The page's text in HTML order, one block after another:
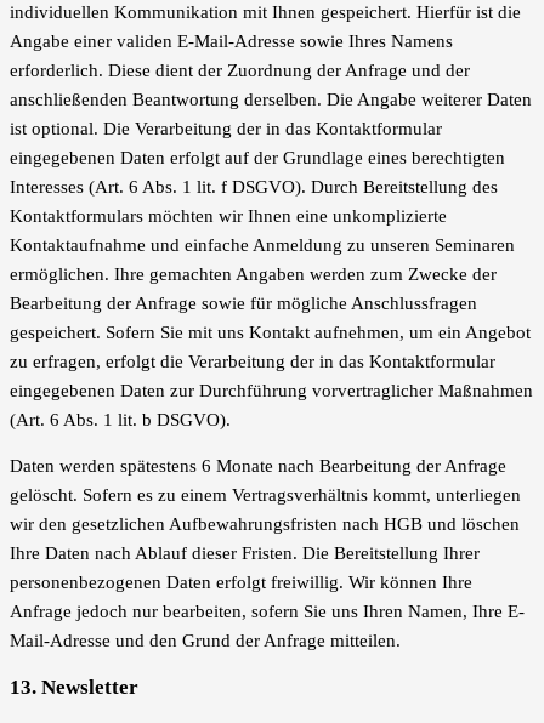
individuellen Kommunikation mit Ihnen gespeichert. Hierfür ist die
Angabe einer validen E-Mail-Adresse sowie Ihres Namens
erforderlich. Diese dient der Zuordnung der Anfrage und der
anschließenden Beantwortung derselben. Die Angabe weiterer Daten
ist optional. Die Verarbeitung der in das Kontaktformular
eingegebenen Daten erfolgt auf der Grundlage eines berechtigten
Interesses (Art. 6 Abs. 1 lit. f DSGVO). Durch Bereitstellung des
Kontaktformulars möchten wir Ihnen eine unkomplizierte
Kontaktaufnahme und einfache Anmeldung zu unseren Seminaren
ermöglichen. Ihre gemachten Angaben werden zum Zwecke der
Bearbeitung der Anfrage sowie für mögliche Anschlussfragen
gespeichert. Sofern Sie mit uns Kontakt aufnehmen, um ein Angebot
zu erfragen, erfolgt die Verarbeitung der in das Kontaktformular
eingegebenen Daten zur Durchführung vorvertraglicher Maßnahmen
(Art. 6 Abs. 1 lit. b DSGVO).
Daten werden spätestens 6 Monate nach Bearbeitung der Anfrage
gelöscht. Sofern es zu einem Vertragsverhältnis kommt, unterliegen
wir den gesetzlichen Aufbewahrungsfristen nach HGB und löschen
Ihre Daten nach Ablauf dieser Fristen. Die Bereitstellung Ihrer
personenbezogenen Daten erfolgt freiwillig. Wir können Ihre
Anfrage jedoch nur bearbeiten, sofern Sie uns Ihren Namen, Ihre E-
Mail-Adresse und den Grund der Anfrage mitteilen.
13. Newsletter